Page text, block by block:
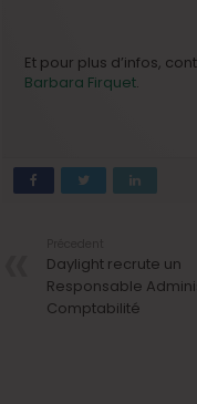
Et pour plus d’infos,
Barbara Firquet.
Daylight recrute un
Responsable
Comptabilité